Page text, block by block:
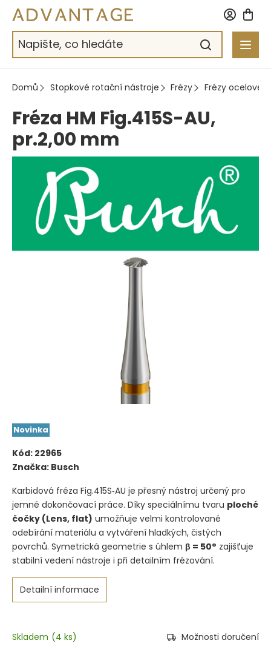
Přejít
obsah
Domů Stopkové rotační nástroje Frézy Frézy ocelové
Fréza HM Fig.415S-AU,
pr.2,00 mm
Novinka
Kód: 22965
Značka: Busch
Karbidová fréza Fig.415S‑AU je přesný nástroj určený pro
jemné dokončovací práce. Díky speciálnímu tvaru ploché
čočky (Lens, flat) umožňuje velmi kontrolované
odebírání materiálu a vytváření hladkých, čistých
povrchů. Symetrická geometrie s úhlem β = 50° zajišťuje
stabilní vedení nástroje i při detailním frézování.
Detailní informace
Skladem (4 ks) Možnosti doručení